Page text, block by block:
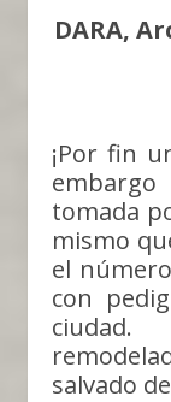
DARA,
¡Por fin
tomada
mismo
el
con
ciudad.
salvado